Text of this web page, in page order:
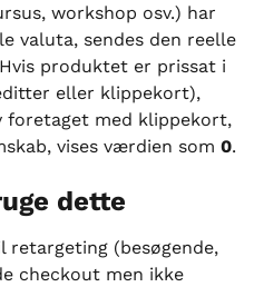
workshop osv.) har
valuta, sendes den reelle
produktet er prissat i
eller klippekort),
foretaget med klippekort,
vises værdien som 0.
dette
retargeting (besøgende,
checkout men ikke